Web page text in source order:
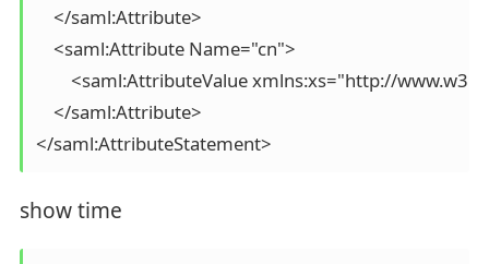
    </saml:Attribute>
    <saml:Attribute Name="cn">
<saml:AttributeValue xmlns:xs="http://
    </saml:Attribute>
</saml:AttributeStatement>
show time